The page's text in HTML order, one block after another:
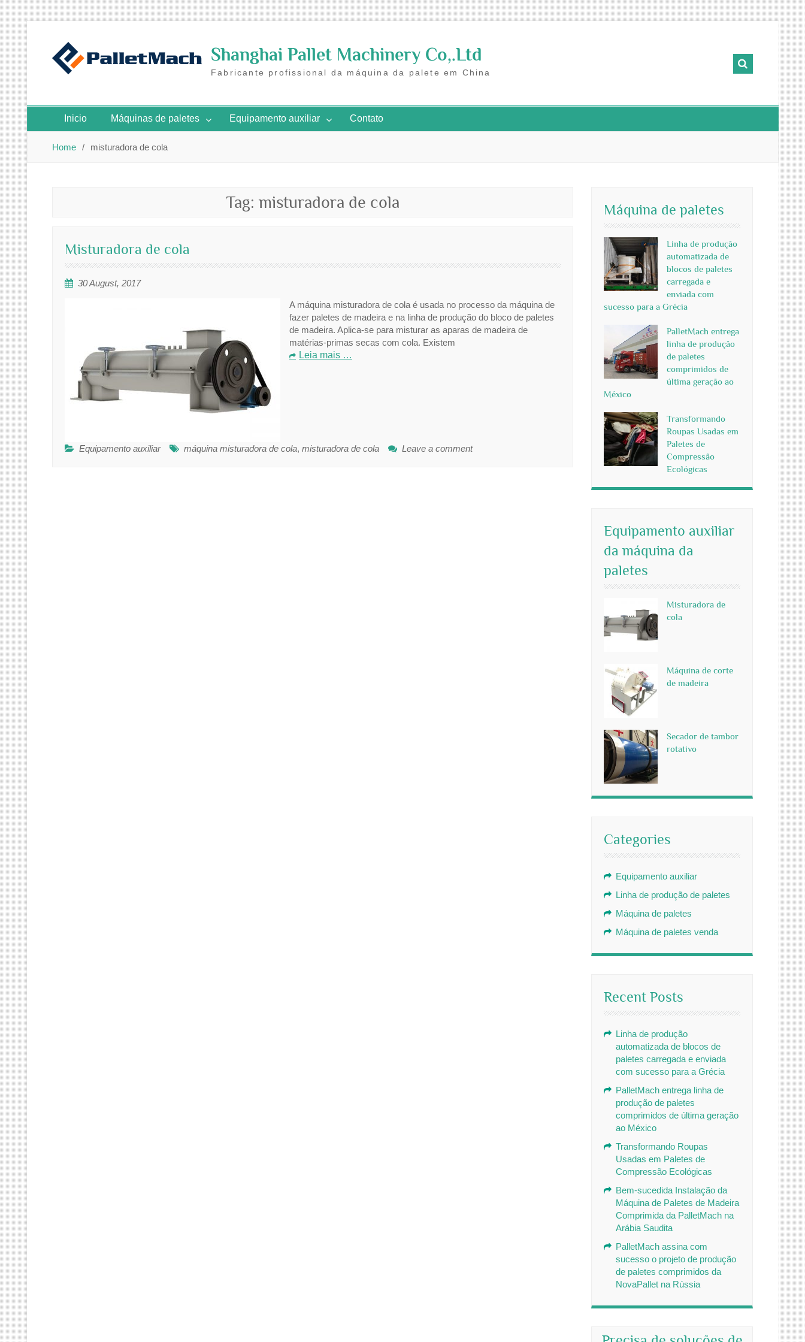
Skip
to
content
Shanghai Pallet Machinery Co,.Ltd
Fabricante profissional da máquina da palete em China
Inicio Máquinas de paletes Equipamento auxiliar Contato
Home misturadora de cola
Tag: misturadora de cola
Misturadora de cola
30 August, 2017
A máquina misturadora de cola é usada no processo da máquina de
fazer paletes de madeira e na linha de produção do bloco de paletes
de madeira. Aplica-se para misturar as aparas de madeira de
matérias-primas secas com cola. Existem
Leia mais …
Equipamento auxiliar máquina misturadora de cola, misturadora de cola Leave a comment
Máquina de paletes
Linha de produção
automatizada de
blocos de paletes
carregada e
enviada com
sucesso para a Grécia
PalletMach entrega
linha de produção
de paletes
comprimidos de
última geração ao
México
Transformando
Roupas Usadas em
Paletes de
Compressão
Ecológicas
Equipamento auxiliar
da máquina da
paletes
Misturadora de
cola
Máquina de corte
de madeira
Secador de tambor
rotativo
Categories
Equipamento auxiliar
Linha de produção de paletes
Máquina de paletes
Máquina de paletes venda
Recent Posts
Linha de produção
automatizada de blocos de
paletes carregada e enviada
com sucesso para a Grécia
PalletMach entrega linha de
produção de paletes
comprimidos de última geração
ao México
Transformando Roupas
Usadas em Paletes de
Compressão Ecológicas
Bem-sucedida Instalação da
Máquina de Paletes de Madeira
Comprimida da PalletMach na
Arábia Saudita
PalletMach assina com
sucesso o projeto de produção
de paletes comprimidos da
NovaPallet na Rússia